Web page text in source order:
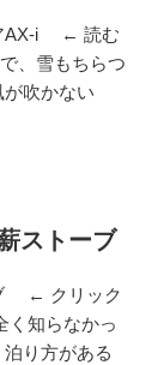
AX-i ← 読む
、雪もちらつ
吹かない
ストーブ
← クリック
く知らなかっ
り方がある